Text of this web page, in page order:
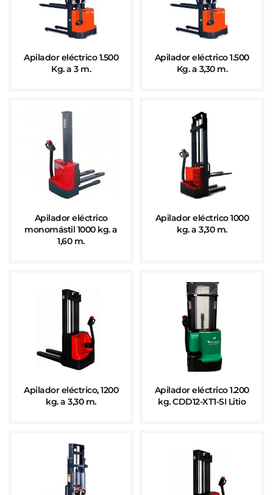
Apilador eléctrico 1.500
Kg. a 3 m.
Apilador eléctrico 1.500
Kg. a 3,30 m.
Apilador eléctrico
monomástil 1000 kg. a
1,60 m.
Apilador eléctrico 1000
kg. a 3,30 m.
Apilador eléctrico, 1200
kg. a 3,30 m.
Apilador eléctrico 1.200
kg. CDD12-XT1-SI Litio